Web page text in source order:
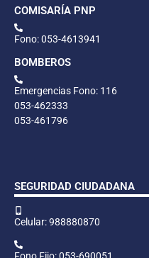
COMISARÍA PNP
Fono: 053-4613941
BOMBEROS
Emergencias Fono: 116
053-462333
053-461796
SEGURIDAD CIUDADANA
Celular: 988880870
Fono Fijo: 053-690051